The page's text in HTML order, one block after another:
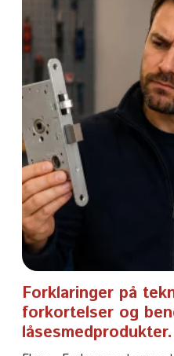
Forklaringer på
forkortelser og
låsesmedprodukter.